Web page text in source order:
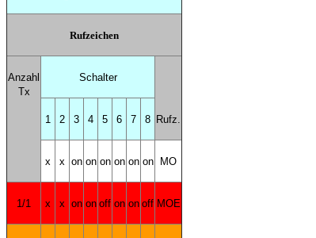
Rufzeichen
Anzahl
Tx
Schalter
Rufz.
1 2 3 4 5 6 7 8
x x on on on on on on MO
1/1 x x on on off on on off MOE